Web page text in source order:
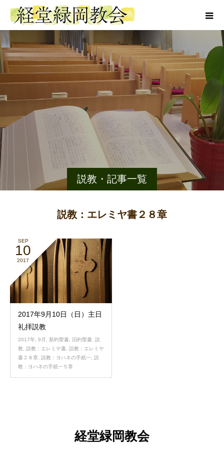
説教・記事一覧
説教：エレミヤ書２８章
SEP
10
2017
2017年9月10日（日）主日
礼拝説教
2017年, 9月 , 新約聖書, 旧約聖書, 説
教, 説教：エレミヤ書, 説教：エレミヤ
書２８章, 説教：ヨハネの手紙一, 説
教：ヨハネの手紙一５章
経堂緑岡教会